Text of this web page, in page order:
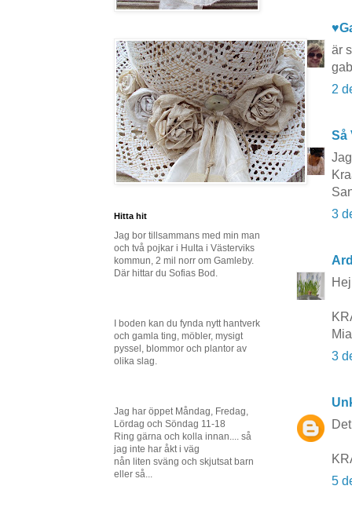
är
2
Så
3
Mia
3
5
Hitta hit
Jag bor tillsammans med min man
och två pojkar i Hulta i Västerviks
kommun, 2 mil norr om Gamleby.
Där hittar du Sofias Bod.
I boden kan du fynda nytt hantverk
och gamla ting, möbler, mysigt
pyssel, blommor och plantor av
olika slag.
Jag har öppet Måndag, Fredag,
Lördag och Söndag 11-18
Ring gärna och kolla innan.... så
jag inte har åkt i väg
nån liten sväng och skjutsat barn
eller så...